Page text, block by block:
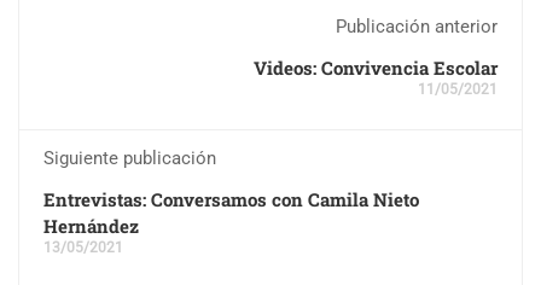
Publicación anterior
Videos: Convivencia Escolar
11/05/2021
Siguiente publicación
Entrevistas: Conversamos con Camila Nieto
Hernández
13/05/2021